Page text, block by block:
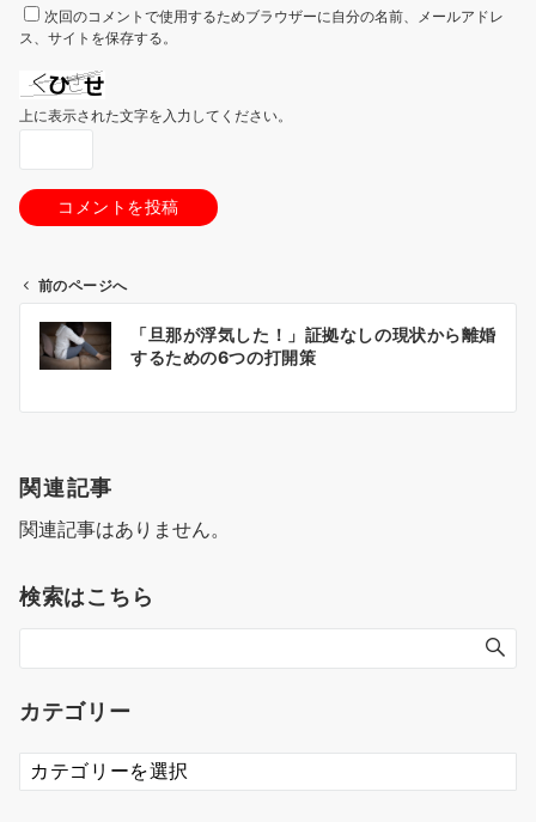
次回のコメントで使用するためブラウザーに自分の名前、メールアドレ
ス、サイトを保存する。
上に表示された文字を入力してください。
投
稿
ナ
ゲ
ー
ョ
前のページへ
「旦那が浮気した！」証拠なしの現状から離婚
するための6つの打開策
関連記事
関連記事はありません。
検索はこちら
カテゴリー
カ
テ